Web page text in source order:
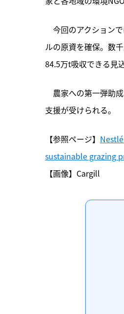
今回のアクション
ルの原資を確保。数
84.5万t吸収できる見込
農家への第一弾助
支援が受けられる。
【参照ページ】
sustainable grazing
【画像】Cargill